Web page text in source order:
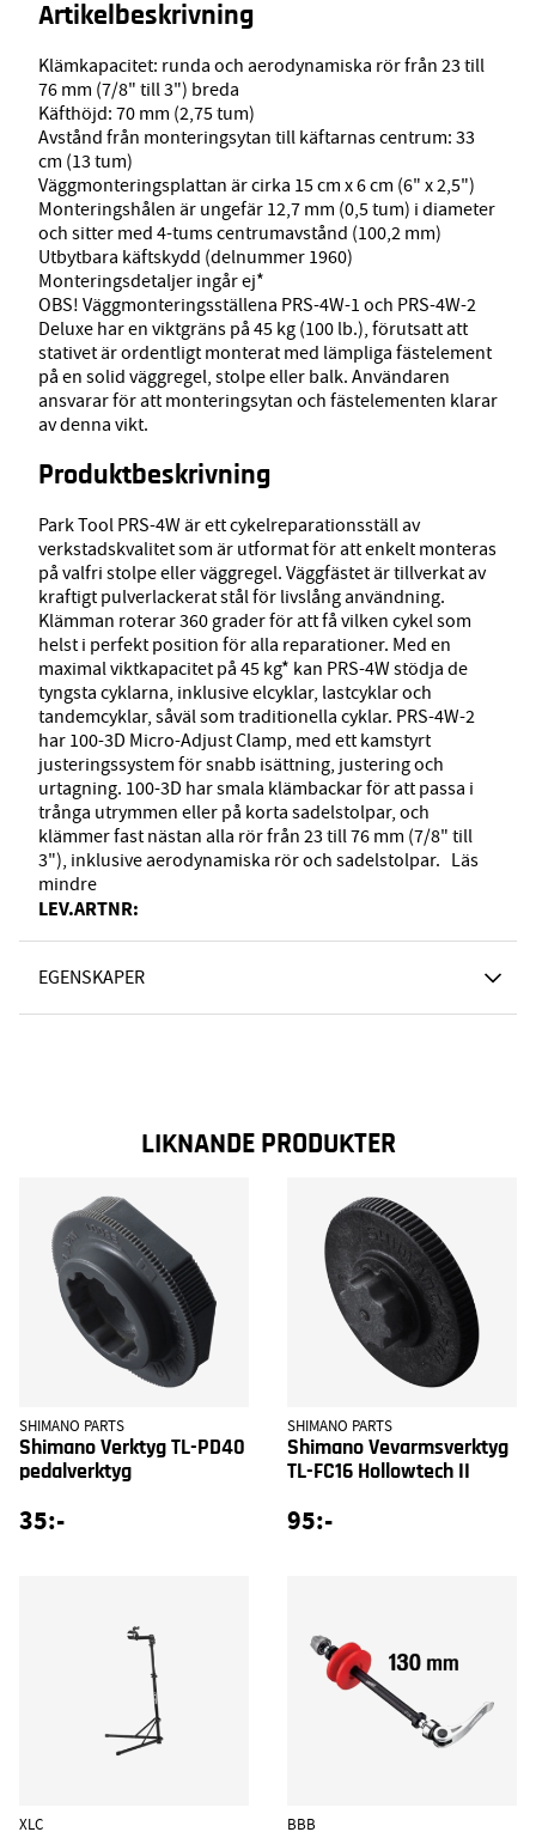
Artikelbeskrivning
Klämkapacitet: runda och aerodynamiska rör från 23 till
76 mm (7/8" till 3") breda
Käfthöjd: 70 mm (2,75 tum)
Avstånd från monteringsytan till käftarnas centrum: 33
cm (13 tum)
Väggmonteringsplattan är cirka 15 cm x 6 cm (6" x 2,5")
Monteringshålen är ungefär 12,7 mm (0,5 tum) i diameter
och sitter med 4-tums centrumavstånd (100,2 mm)
Utbytbara käftskydd (delnummer 1960)
Monteringsdetaljer ingår ej*
OBS! Väggmonteringsställena PRS-4W-1 och PRS-4W-2
Deluxe har en viktgräns på 45 kg (100 lb.), förutsatt att
stativet är ordentligt monterat med lämpliga fästelement
på en solid väggregel, stolpe eller balk. Användaren
ansvarar för att monteringsytan och fästelementen klarar
av denna vikt.
Produktbeskrivning
Park Tool PRS-4W är ett cykelreparationsställ av
verkstadskvalitet som är utformat för att enkelt monteras
på valfri stolpe eller väggregel. Väggfästet är tillverkat av
kraftigt pulverlackerat stål för livslång användning.
Klämman roterar 360 grader för att få vilken cykel som
helst i perfekt position för alla reparationer. Med en
maximal viktkapacitet på 45 kg* kan PRS-4W stödja de
tyngsta cyklarna, inklusive elcyklar, lastcyklar och
tandemcyklar, såväl som traditionella cyklar. PRS-4W-2
har 100-3D Micro-Adjust Clamp, med ett kamstyrt
justeringssystem för snabb isättning, justering och
urtagning. 100-3D har smala klämbackar för att passa i
trånga utrymmen eller på korta sadelstolpar, och
klämmer fast nästan alla rör från 23 till 76 mm (7/8" till
3"), inklusive aerodynamiska rör och sadelstolpar. Läs
mindre
LEV.ARTNR:
EGENSKAPER
LIKNANDE PRODUKTER
SHIMANO PARTS
Shimano Verktyg TL-PD40
pedalverktyg
35:-
SHIMANO PARTS
Shimano Vevarmsverktyg
TL-FC16 Hollowtech II
95:-
XLC BBB